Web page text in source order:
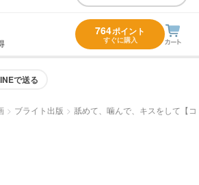
764ポイント
すぐに購入
で送る
ブライト出版 舐めて、噛んで、キスをして【